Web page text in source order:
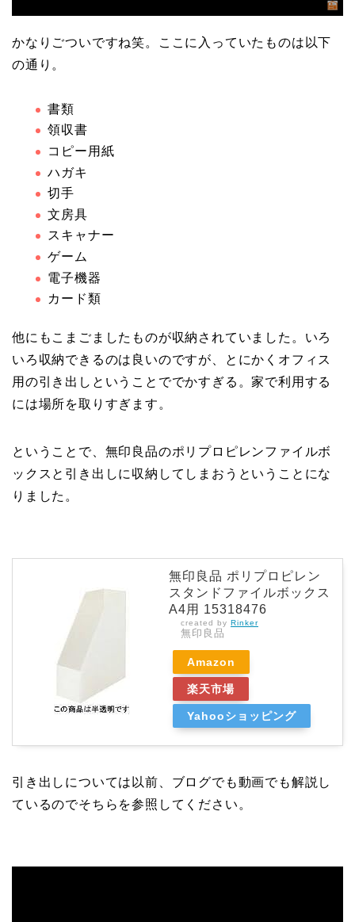
かなりごついですね笑。ここに入っていたものは以下
の通り。
書類
領収書
コピー用紙
ハガキ
切手
文房具
スキャナー
ゲーム
電子機器
カード類
他にもこまごましたものが収納されていました。いろ
いろ収納できるのは良いのですが、とにかくオフィス
用の引き出しということででかすぎる。家で利用する
には場所を取りすぎます。
ということで、無印良品のポリプロピレンファイルボ
ックスと引き出しに収納してしまおうということにな
りました。
無印良品 ポリプロピレン
スタンドファイルボックス
A4用 15318476
created by Rinker
無印良品
Amazon
楽天市場
Yahooショッピング
引き出しについては以前、ブログでも動画でも解説し
ているのでそちらを参照してください。